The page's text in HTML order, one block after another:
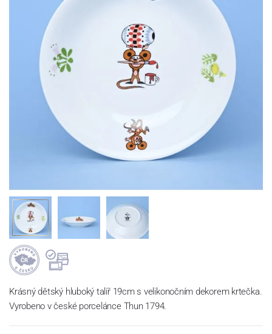
Krásný dětský hluboký talíř 19cm s velikonočním dekorem krtečka.
Vyrobeno v české porcelánce Thun 1794.